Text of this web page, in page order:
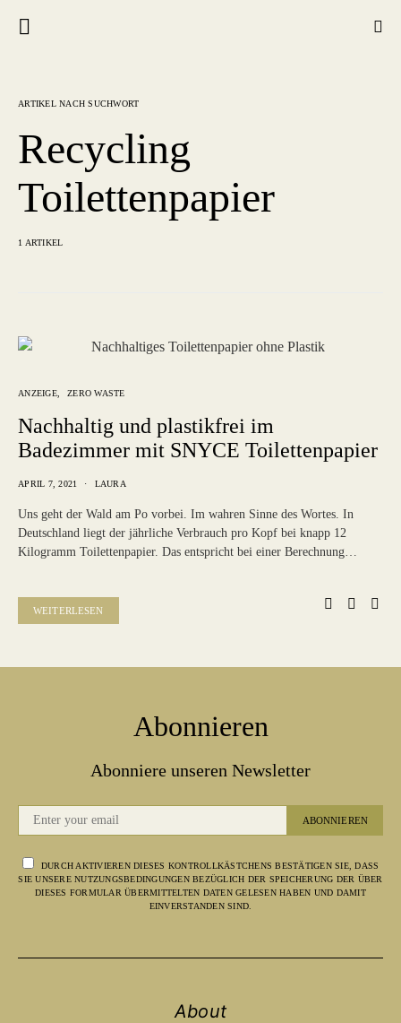
ARTIKEL NACH SUCHWORT
Recycling
Toilettenpapier
1 ARTIKEL
ANZEIGE ZERO WASTE
Nachhaltig und plastikfrei im
Badezimmer mit SNYCE Toilettenpapier
APRIL 7, 2021 LAURA
Uns geht der Wald am Po vorbei. Im wahren Sinne des Wortes. In
Deutschland liegt der jährliche Verbrauch pro Kopf bei knapp 12
Kilogramm Toilettenpapier. Das entspricht bei einer Berechnung…
WEITERLESEN
Abonnieren
Abonniere unseren Newsletter
ABONNIEREN
DURCH AKTIVIEREN DIESES KONTROLLKÄSTCHENS BESTÄTIGEN SIE, DASS
SIE UNSERE NUTZUNGSBEDINGUNGEN BEZÜGLICH DER SPEICHERUNG DER ÜBER
DIESES FORMULAR ÜBERMITTELTEN DATEN GELESEN HABEN UND DAMIT
EINVERSTANDEN SIND.
About